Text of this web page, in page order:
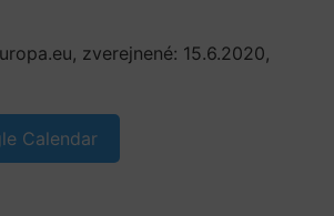
zverejnené: 15.6.2020,
Calendar